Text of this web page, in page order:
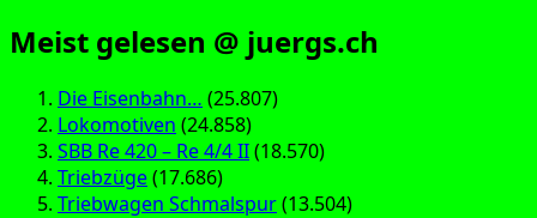
Meist gelesen @ juergs.ch
Die Eisenbahn… (25.807)
Lokomotiven (24.858)
SBB Re 420 – Re 4/4 II(18.570)
Triebzüge(17.686)
Triebwagen Schmalspur(13.504)